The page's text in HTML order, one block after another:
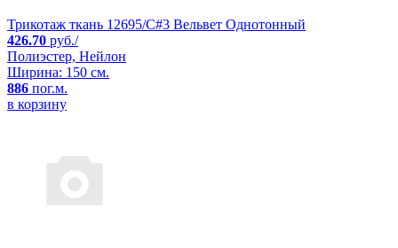
Трикотаж ткань 12695/C#3 Вельвет Однотонный
426.70 руб./
Полиэстер, Нейлон
Ширина: 150 см.
886 пог.м.
в корзину